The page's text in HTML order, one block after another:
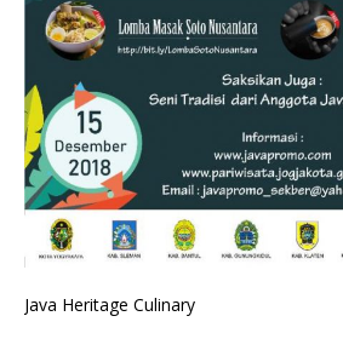
Java Heritage Culinary